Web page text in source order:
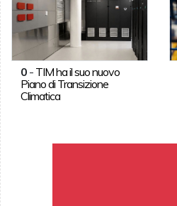
0- TIM ha il suo nuovo
Piano di Transizione
Climatica